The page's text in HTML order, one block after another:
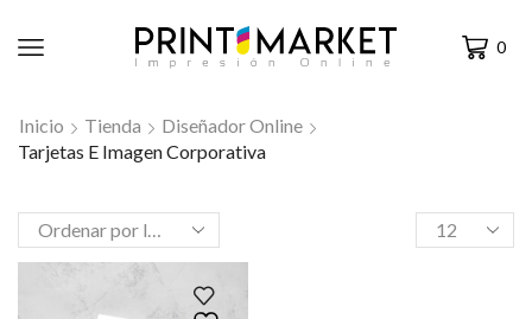
0
Inicio Tienda
Diseñador Online
Tarjetas E Imagen Corporativa